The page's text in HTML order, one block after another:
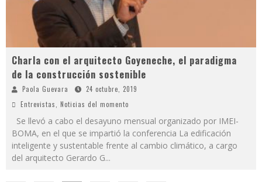
Charla con el arquitecto Goyeneche, el paradigma
de la construcción sostenible
Paola Guevara
24 octubre, 2019
Entrevistas, Noticias del momento
Se llevó a cabo el desayuno mensual organizado por IMEI-
BOMA, en el que se impartió la conferencia La edificación
inteligente y sustentable frente al cambio climático, a cargo
del arquitecto Gerardo G...